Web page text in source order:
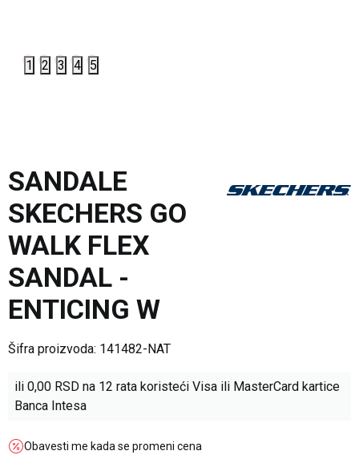
1 2 3 4 5
SANDALE
SKECHERS GO
WALK FLEX
SANDAL -
ENTICING W
Šifra proizvoda: 141482-NAT
ili 0,00 RSD na 12 rata koristeći Visa ili MasterCard kartice
Banca Intesa
Obavesti me kada se promeni cena